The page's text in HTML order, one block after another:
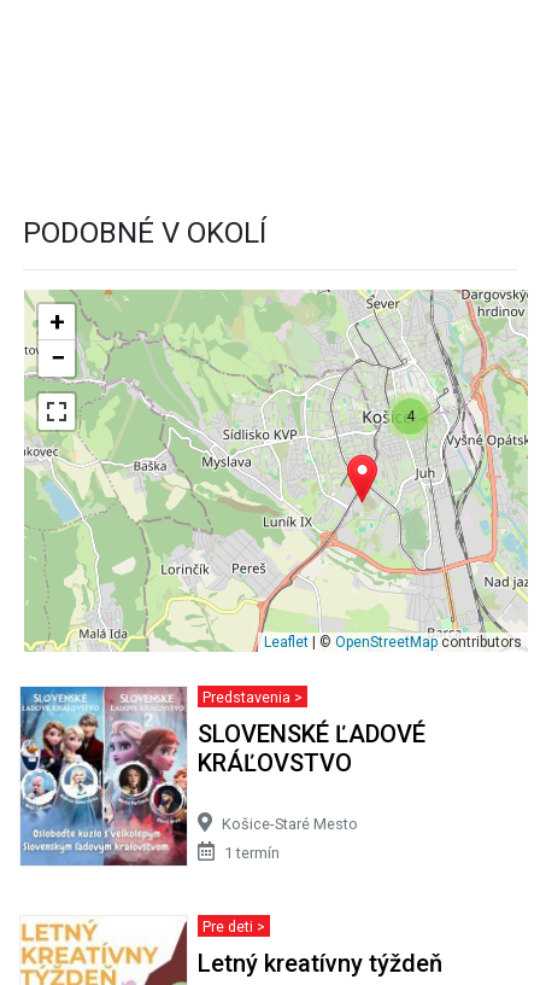
PODOBNÉ V OKOLÍ
4
+
−
Leaflet | © OpenStreetMapcontributors
Predstavenia >
SLOVENSKÉ ĽADOVÉ
KRÁĽOVSTVO
Košice-Staré Mesto
1 termín
Pre deti >
Letný kreatívny týždeň